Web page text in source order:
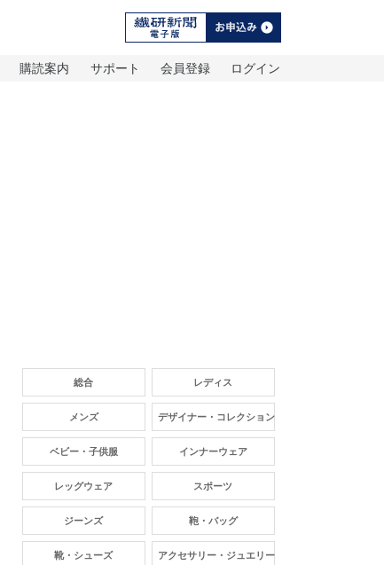
ログイン
会員登録
サポート
購読案内
総合 レディス
メンズ デザイナー・コレクション
ベビー・子供服 インナーウェア
レッグウェア スポーツ
ジーンズ 鞄・バッグ
靴・シューズ アクセサリー・ジュエリー